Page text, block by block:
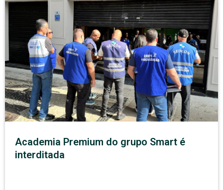
Academia Premium do grupo Smart é
interditada